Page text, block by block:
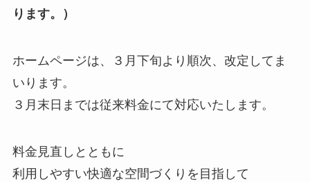
ります。）
ホームページは、３月下旬より順次、改定してま
いります。
３月末日までは従来料金にて対応いたします。
料金見直しとともに
利用しやすい快適な空間づくりを目指して